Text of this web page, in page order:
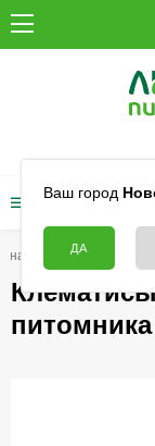
Ваш город
КАТАЛОГ
Цветы